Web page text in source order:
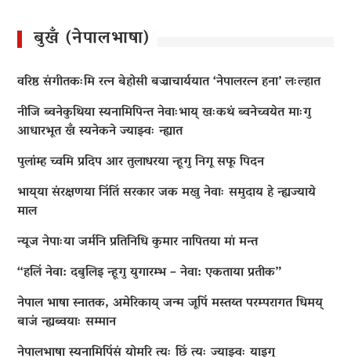
बुखँ (नेपालभाषा)
वरिष्ठ संगीतकःमि रत्न बेहोसी बज्राचार्ययात ‘नेपालरत्न हना’ लःल्हात
नीजि ब्वनेकुथिया स्यनामिपिन्त नेवाःभाय् खःकथं ब्वनेच्वयेत माःगु
आधारभूत खँ स्यनेकने ज्याझ्वः न्ह्यात
पुलांम्ह च्वमि प्रदिप आर तुलाधरया न्हूगु निगू सफू पिदन
भाय्‌या संरक्षणया निंतिं सरकार जक मखु नेवाः समुदाय हे न्ह्यज्याये
माल
न्यूज नेपाःया जर्मनि प्रतिनिधि कुमार नापितया मां मन्त
“हलिं नेवा: दबुलिइ न्हूगु युगारम्भ – नेवा: एकताया प्रतीक”
नेपाल भाषा स्नातक, अमेरिकाय् जन्म जूपिं मस्तय्त परम्परागत धिमय्
बाजं न्ह्यब्वयाः सम्मान